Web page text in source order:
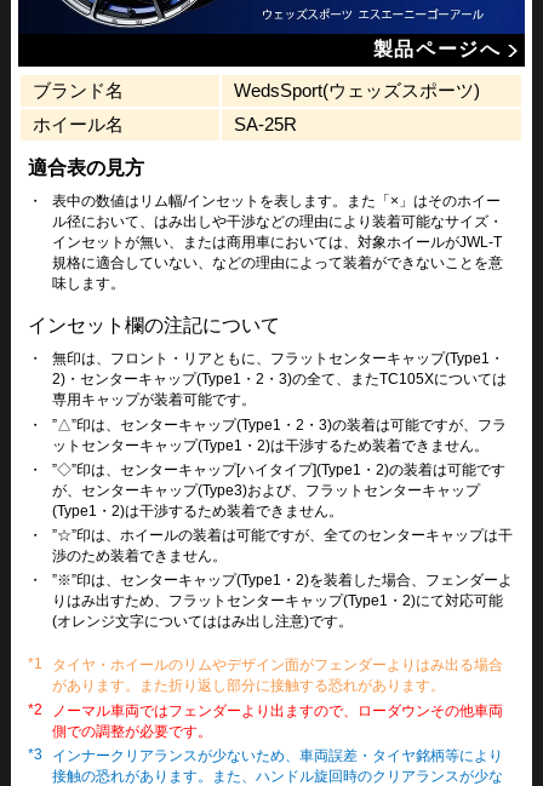
製品ページへ
ブランド名
WedsSport(ウェッズスポーツ)
ホイール名
SA-25R
適合表の見方
・
表中の数値はリム幅/インセットを表します。また「×」はそのホイー
ル径において、はみ出しや干渉などの理由により装着可能なサイズ・
インセットが無い、または商用車においては、対象ホイールがJWL-T
規格に適合していない、などの理由によって装着ができないことを意
味します。
インセット欄の注記について
・
無印は、フロント・リアともに、フラットセンターキャップ(Type1・
2)・センターキャップ(Type1・2・3)の全て、またTC105Xについては
専用キャップが装着可能です。
・
”△”印は、センターキャップ(Type1・2・3)の装着は可能ですが、フラ
ットセンターキャップ(Type1・2)は干渉するため装着できません。
・
”◇”印は、センターキャップ[ハイタイプ](Type1・2)の装着は可能です
が、センターキャップ(Type3)および、フラットセンターキャップ
(Type1・2)は干渉するため装着できません。
・
”☆”印は、ホイールの装着は可能ですが、全てのセンターキャップは干
渉のため装着できません。
・
”※”印は、センターキャップ(Type1・2)を装着した場合、フェンダーよ
りはみ出すため、フラットセンターキャップ(Type1・2)にて対応可能
(オレンジ文字についてははみ出し注意)です。
*1
タイヤ・ホイールのリムやデザイン面がフェンダーよりはみ出る場合
があります。また折り返し部分に接触する恐れがあります。
*2
ノーマル車両ではフェンダーより出ますので、ローダウンその他車両
側での調整が必要です。
*3
インナークリアランスが少ないため、車両誤差・タイヤ銘柄等により
接触の恐れがあります。また、ハンドル旋回時のクリアランスが少な